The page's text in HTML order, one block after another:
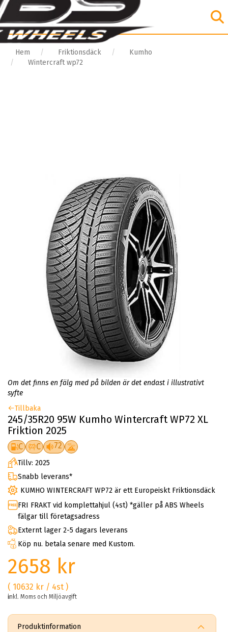
Hem Friktionsdäck
Kumho
Wintercraft wp72
Om det finns en fälg med på bilden är det endast i illustrativt
syfte
Tillbaka
245/35R20 95W Kumho Wintercraft WP72 XL
Friktion 2025
C C 72
Tillv: 2025
Snabb leverans*
KUMHO WINTERCRAFT WP72 är ett Europeiskt Friktionsdäck
FRI FRAKT vid komplettahjul (4st) *gäller på ABS Wheels
fälgar till företagsadress
Externt lager 2-5 dagars leverans
Köp nu. betala senare med Kustom.
2658 kr
( 10632 kr / 4st )
inkl. Moms och Miljöavgift
Produktinformation